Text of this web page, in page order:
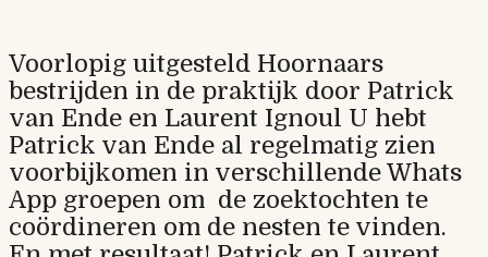
Voorlopig uitgesteld Hoornaars
bestrijden in de praktijk door Patrick
van Ende en Laurent Ignoul U hebt
Patrick van Ende al regelmatig zien
voorbijkomen in verschillende Whats
App groepen om de zoektochten te
coördineren om de nesten te vinden.